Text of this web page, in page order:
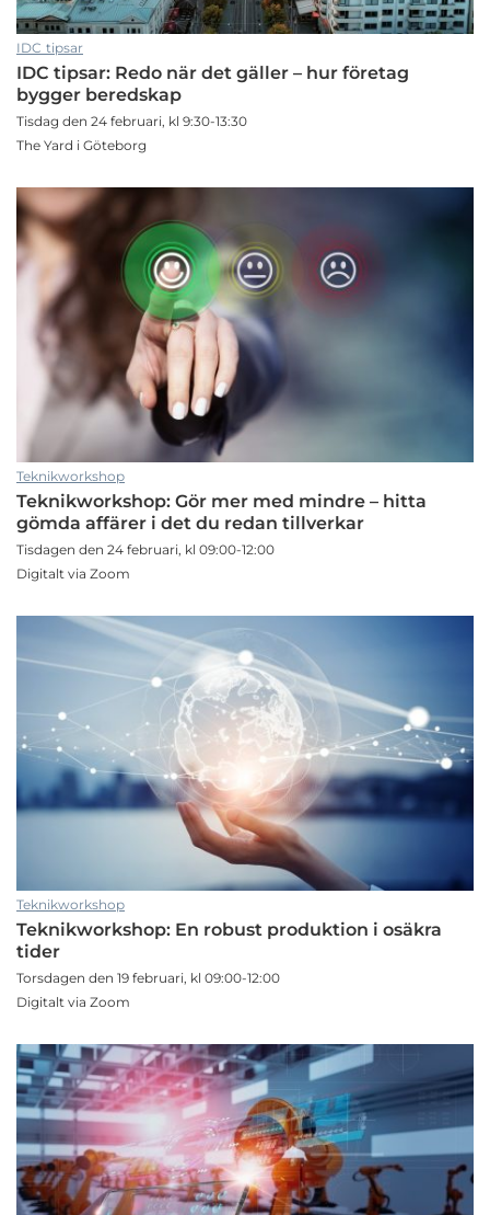
IDC tipsar
IDC tipsar: Redo när det gäller – hur företag
bygger beredskap
Tisdag den 24 februari, kl 9:30-13:30
The Yard i Göteborg
Teknikworkshop
Teknikworkshop: Gör mer med mindre – hitta
gömda affärer i det du redan tillverkar
Tisdagen den 24 februari, kl 09:00-12:00
Digitalt via Zoom
Teknikworkshop
Teknikworkshop: En robust produktion i osäkra
tider
Torsdagen den 19 februari, kl 09:00-12:00
Digitalt via Zoom